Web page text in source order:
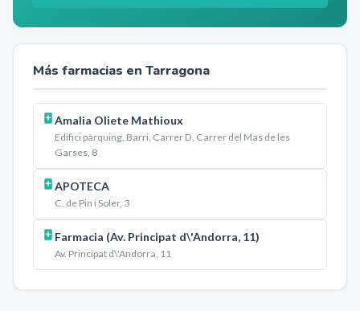
Más farmacias en Tarragona
Amalia Oliete Mathioux
Edifici pàrquing, Barri, Carrer D, Carrer del Mas de les
Garses, 8
APOTECA
C. de Pin i Soler, 3
Farmacia (Av. Principat d\'Andorra, 11)
Av. Principat d\'Andorra, 11